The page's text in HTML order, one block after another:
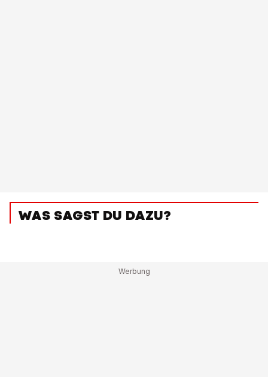
WAS SAGST DU DAZU?